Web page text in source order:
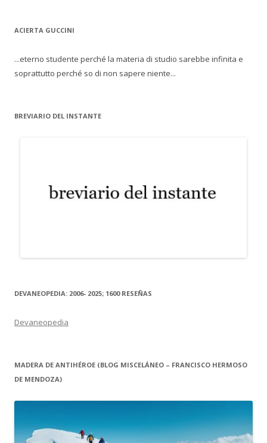
ACIERTA GUCCINI
...eterno studente perché la materia di studio sarebbe infinita e
soprattutto perché so di non sapere niente...
BREVIARIO DEL INSTANTE
DEVANEOPEDIA: 2006- 2025; 1600 RESEÑAS
Devaneopedia
MADERA DE ANTIHÉROE (BLOG MISCELÁNEO – FRANCISCO HERMOSO
DE MENDOZA)